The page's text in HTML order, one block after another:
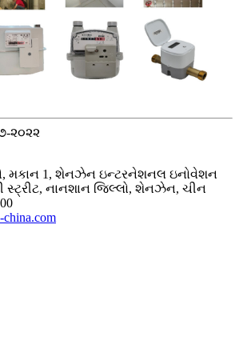
૨૦૨૨
મકાન 1, શેનઝેન ઇન્ટરનેશનલ ઇનોવેશન
સ્ટ્રીટ, નાનશાન જિલ્લો, શેનઝેન, ચીન